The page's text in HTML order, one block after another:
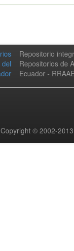
Repositorio
Repositorios de
Ecuador -
Copyright © 2002-2013